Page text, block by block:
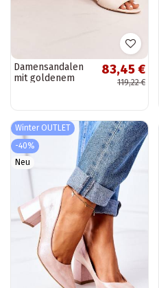
Damensandalen
mit goldenem
83,45 €
119,22 €
Winter OUTLET
-40%
Neu